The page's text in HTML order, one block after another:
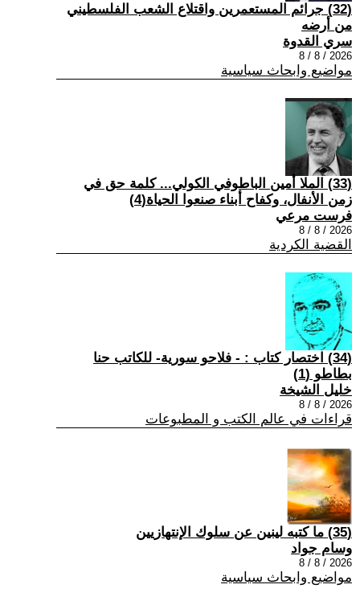
(32) جرائم المستعمرين واقتلاع الشعب الفلسطيني
من أرضه
سري القدوة
2026 / 8 / 8
مواضيع وابحاث سياسية
(33) الملا أمين الباطوفي الكولي... كلمة حق في
زمن الأنفال، وكفاح أبناء صنعوا الحياة(4)
فرست مرعي
2026 / 8 / 8
القضية الكردية
(34) اختصار كتاب : - فلاحو سورية- للكاتب حنا
بطاطو (1)
خليل الشيخة
2026 / 8 / 8
قراءات في عالم الكتب و المطبوعات
(35) ما كتبه لينين عن سلوك الإنتهازيين
وسام جواد
2026 / 8 / 8
مواضيع وابحاث سياسية